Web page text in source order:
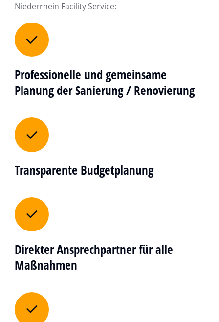
Niederrhein Facility Service:
Professionelle und gemeinsame
Planung der Sanierung / Renovierung
Transparente Budgetplanung
Direkter Ansprechpartner für alle
Maßnahmen